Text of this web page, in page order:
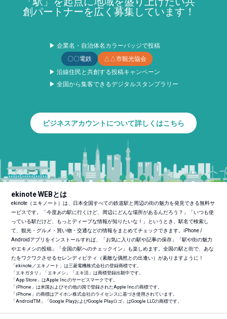
創パートナーを広く募集しています！
▶ 企業名・自治体名カラーバッジで投稿
〇〇電鉄
△△市観光協会
▶ 沿線住民と共創する投稿キャンペーン
▶ 全国から集客できるデジタルスタンプラリー
ビジネスアカウントについて詳しくはこちら
ekinote WEBとは
ekinote（エキノート）は、日本全国すべての鉄道駅と周辺の街の魅力を発見できる無料サ
ービスです。「今度あの駅に行くけど、周辺にどんな場所があるんだろう？」「いつも使
っている駅だけど、もっとディープな情報が知りたいな！」というとき、駅名で検索し
て、観光・グルメ・買い物・交通などの情報をまとめてチェックできます。iPhone /
Androidアプリをインストールすれば、「お気に入りの駅や記事の保存」「駅や街の魅力
やエキメシの投稿」「全国の駅へのチェックイン」も楽しめます。全国の駅と街で、あな
たをワクワクさせるセレンディピティ（素敵な偶然との出逢い）がありますように！
「ekinote／エキノート」は三菱電機株式会社の登録商標です。
「エキガタリ」「エキメシ」「エキ活」は商標登録出願中です。
「App Store」はApple Inc.のサービスマークです。
「iPhone」は米国およびその他の国で登録されたApple Inc.の商標です。
「iPhone」の商標はアイホン株式会社のライセンスに基づき使用されています。
「AndroidTM 」「Google PlayおよびGoogle Playロゴ」はGoogle LLCの商標です。